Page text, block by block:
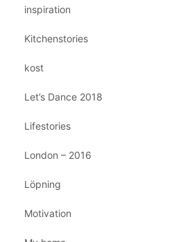
inspiration
Kitchenstories
kost
Let’s Dance 2018
Lifestories
London – 2016
Löpning
Motivation